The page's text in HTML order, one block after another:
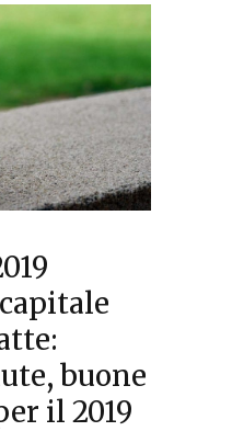
buone
il 2019